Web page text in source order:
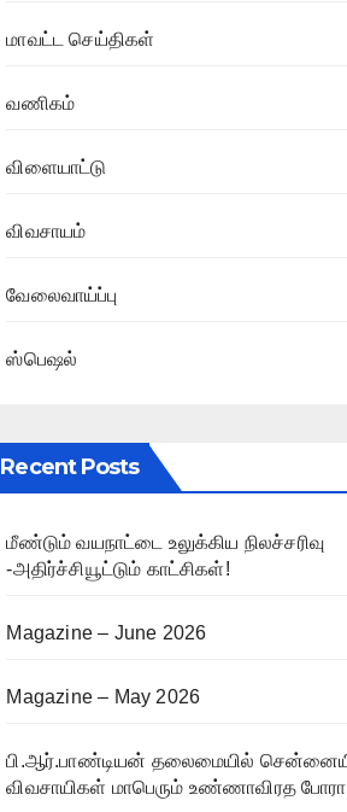
மாவட்ட செய்திகள்
வணிகம்
விளையாட்டு
விவசாயம்
வேலைவாய்ப்பு
ஸ்பெஷல்
Recent Posts
மீண்டும் வயநாட்டை உலுக்கிய நிலச்சரிவு
-அதிர்ச்சியூட்டும் காட்சிகள்!
Magazine – June 2026
Magazine – May 2026
பி.ஆர்.பாண்டியன் தலைமையில்
விவசாயிகள் மாபெரும் உண்ணாவிரத